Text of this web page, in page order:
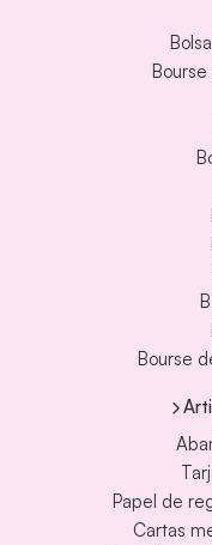
Bourse
Papel de
Cartas